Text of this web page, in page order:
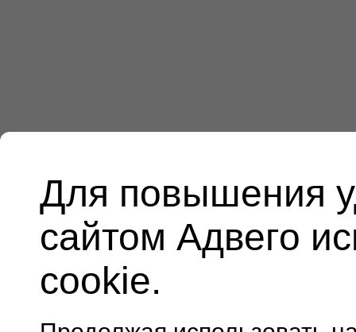
Для повышения
сайтом Адвего
cookie.